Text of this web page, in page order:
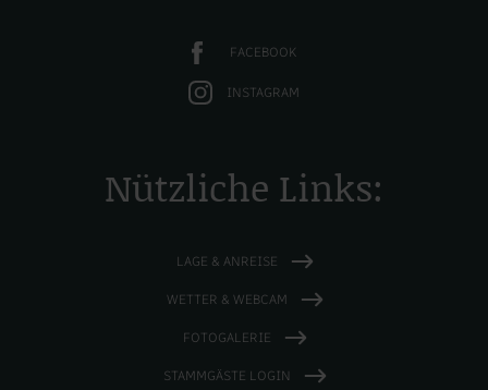
FACEBOOK
INSTAGRAM
Nützliche Links:
LAGE & ANREISE
WETTER & WEBCAM
FOTOGALERIE
STAMMGÄSTE LOGIN